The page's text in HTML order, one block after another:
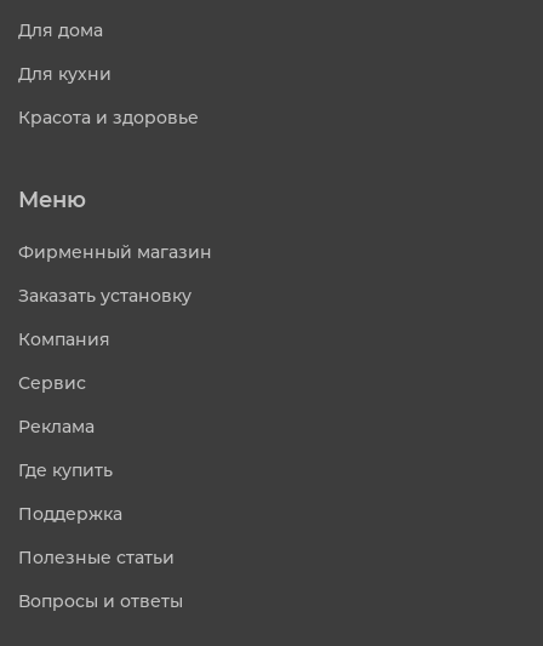
Для дома
Для кухни
Красота и здоровье
Меню
Фирменный магазин
Заказать установку
Компания
Сервис
Реклама
Где купить
Поддержка
Полезные статьи
Вопросы и ответы